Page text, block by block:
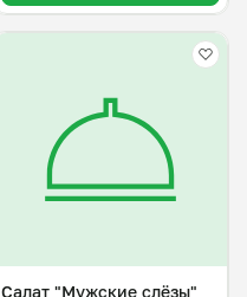
Салат "Мужские слёзы"